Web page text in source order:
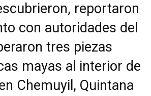
reportaron
con autoridades del
tres piezas
mayas al interior de
Chemuyil, Quintana